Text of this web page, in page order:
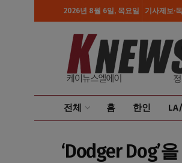
2026년 8월 6일, 목요일 기사제보·
전체 홈 한인
‘Dodger Dog’